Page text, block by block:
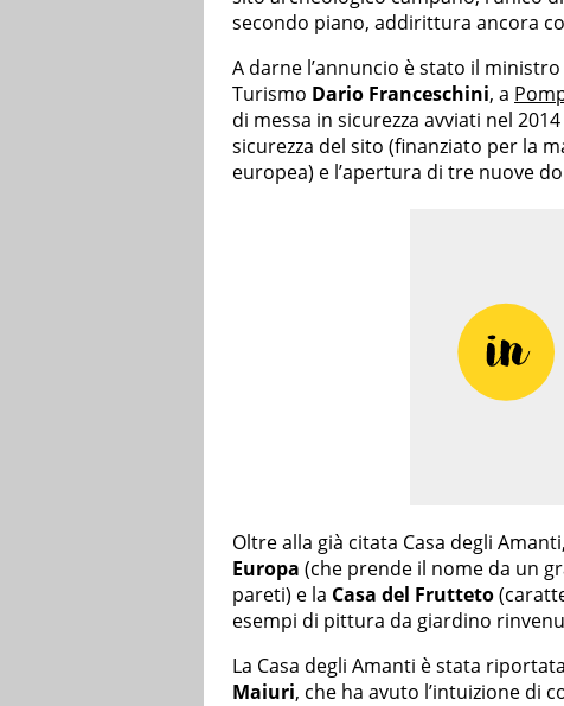
secondo piano, addirittura ancora
A darne l’annuncio è stato il
Turismo Dario Franceschini, a
di messa in sicurezza avviati nel
sicurezza del sito (finanziato per la
europea) e l’apertura di tre nuove
Oltre alla già citata Casa degli
Europa (che prende il nome da un
pareti) e la Casa del Frutteto
esempi di pittura da giardino
La Casa degli Amanti è stata
Maiuri, che ha avuto l’intuizione di